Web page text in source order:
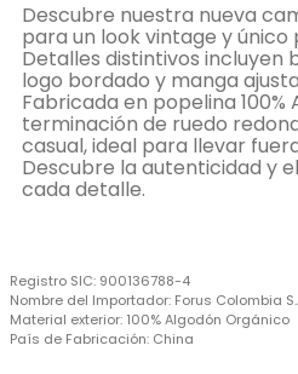
Descubre nuestra nueva
para un look vintage y
Detalles distintivos incluyen
logo bordado y manga
Fabricada en popelina 100%
terminación de ruedo
casual, ideal para llevar
Descubre la autenticidad y
cada detalle.
Registro SIC: 900136788-4
Nombre del Importador: Forus Colombia
Material exterior: 100% Algodón Orgánico
País de Fabricación: China